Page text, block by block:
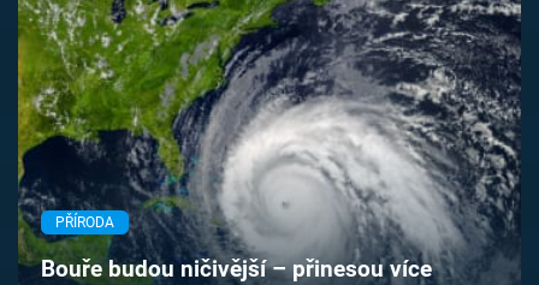
Témata
Pořady
TV Program
Časopis
Sledujte prima+
PŘÍRODA
Bouře budou ničivější – přinesou více